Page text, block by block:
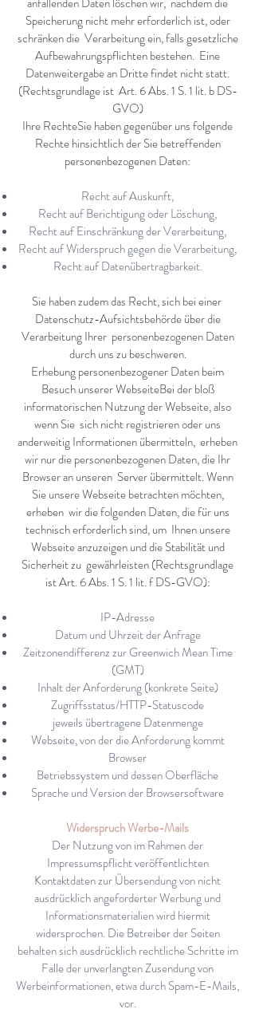
Speicherung nicht mehr erforderlich ist, oder
schränken die Verarbeitung ein, falls gesetzliche
Aufbewahrungspflichten bestehen. Eine
Datenweitergabe an Dritte findet nicht statt.
(Rechtsgrundlage ist Art. 6 Abs. 1 S. 1 lit. b DS-
GVO)
Ihre RechteSie haben gegenüber uns folgende
Rechte hinsichtlich der Sie betreffenden
personenbezogenen Daten:
Recht auf Auskunft,
Recht auf Berichtigung oder Löschung,
Recht auf Einschränkung der Verarbeitung,
Recht auf Widerspruch gegen die Verarbeitung,
Recht auf Datenübertragbarkeit.
Sie haben zudem das Recht, sich bei einer
Datenschutz-Aufsichtsbehörde über die
Verarbeitung Ihrer personenbezogenen Daten
durch uns zu beschweren.
Erhebung personenbezogener Daten beim
Besuch unserer WebseiteBei der bloß
informatorischen Nutzung der Webseite, also
wenn Sie sich nicht registrieren oder uns
anderweitig Informationen übermitteln, erheben
wir nur die personenbezogenen Daten, die Ihr
Browser an unseren Server übermittelt. Wenn
Sie unsere Webseite betrachten möchten,
erheben wir die folgenden Daten, die für uns
technisch erforderlich sind, um Ihnen unsere
Webseite anzuzeigen und die Stabilität und
Sicherheit zu gewährleisten (Rechtsgrundlage
ist Art. 6 Abs. 1 S. 1 lit. f DS-GVO):
IP-Adresse
Datum und Uhrzeit der Anfrage
Zeitzonendifferenz zur Greenwich Mean Time
(GMT)
Inhalt der Anforderung (konkrete Seite)
Zugriffsstatus/HTTP-Statuscode
jeweils übertragene Datenmenge
Webseite, von der die Anforderung kommt
Browser
Betriebssystem und dessen Oberfläche
Sprache und Version der Browsersoftware
Widerspruch Werbe-Mails
Der Nutzung von im Rahmen der
Impressumspflicht veröffentlichten
Kontaktdaten zur Übersendung von nicht
ausdrücklich angeforderter Werbung und
Informationsmaterialien wird hiermit
widersprochen. Die Betreiber der Seiten
behalten sich ausdrücklich rechtliche Schritte im
Falle der unverlangten Zusendung von
Werbeinformationen, etwa durch Spam-E-Mails,
vor.